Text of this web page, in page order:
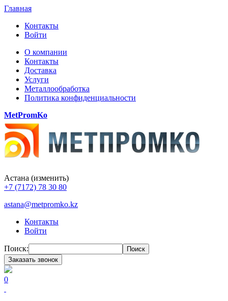
Главная
Контакты
Войти
О компании
Контакты
Доставка
Услуги
Металлообработка
Политика конфиденциальности
MetPromKo
Астана (изменить)
+7 (7172) 78 30 80
astana@metpromko.kz
Контакты
Войти
Поиск:
Поиск
Заказать звонок
0